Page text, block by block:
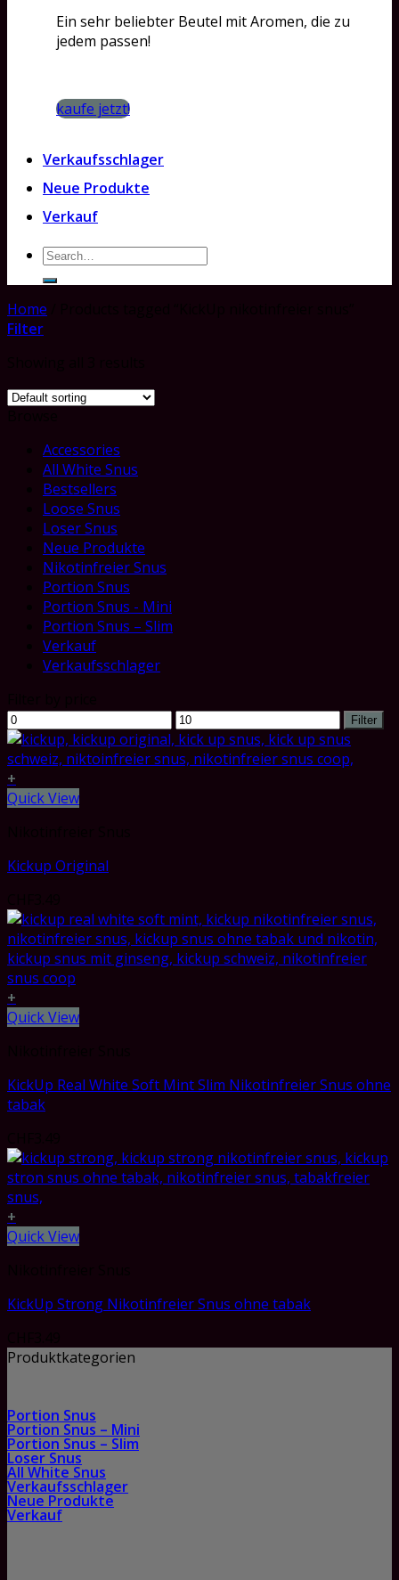
Ein sehr beliebter Beutel mit Aromen, die zu
jedem passen!
kaufe jetzt!
Verkaufsschlager
Neue Produkte
Verkauf
Search
for:
Home
Filter
Accessories
All White Snus
Bestsellers
Loose Snus
Loser Snus
Neue Produkte
Nikotinfreier Snus
Portion Snus
Portion Snus - Mini
Portion Snus – Slim
Verkauf
Verkaufsschlager
Min
price
Max
price
Filter
+
Quick View
Kickup Original
+
Quick View
KickUp Real White Soft Mint Slim Nikotinfreier Snus ohne
tabak
+
Quick View
KickUp Strong Nikotinfreier Snus ohne tabak
Produktkategorien
Portion Snus
Portion Snus – Mini
Portion Snus – Slim
Loser Snus
All White Snus
Verkaufsschlager
Neue Produkte
Verkauf